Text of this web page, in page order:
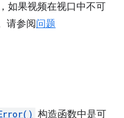
如果视频在视口中不可
请参阅问题
构造函数中是可